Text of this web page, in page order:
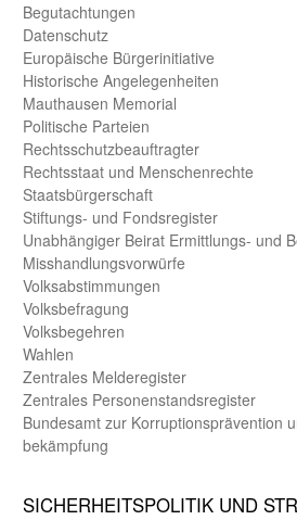
Begut­achtungen
Daten­schutz
Europäische Bürger­initiative
Historische Angelegen­heiten
Mauthausen Memorial
Politische Parteien
Rechts­schutz­beauftragter
Rechts­staat und Menschen­rechte
Staats­bürger­schaft
Stiftungs- und Fonds­register
Unab­hängiger Beirat Ermittlungs- und
Misshandlungs­vorwürfe
Volks­abstimmungen
Volks­befragung
Volks­begehren
Wahlen
Zentrales Melde­register
Zentrales Personen­stands­register
Bundes­amt zur Korrup­tions­prävention
bekämpfung
SICHER­HEITS­POLITIK UND